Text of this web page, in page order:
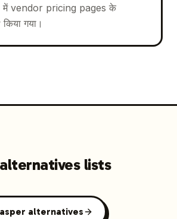
में vendor pricing pages के
गया।
lists
alternatives